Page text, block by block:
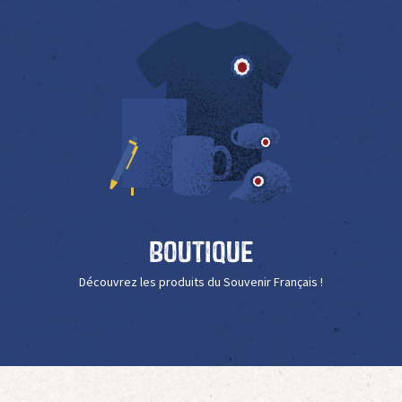
Boutique
Découvrez les produits du Souvenir Français !